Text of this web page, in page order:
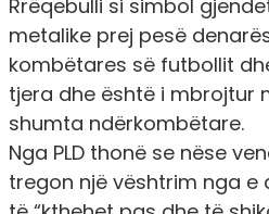
Rrëqebulli si simbol
metalike prej pesë
kombëtares së futbollit
tjera dhe është i mbrojtur
shumta ndërkombëtare.
Nga PLD thonë se nëse
tregon një vështrim nga e